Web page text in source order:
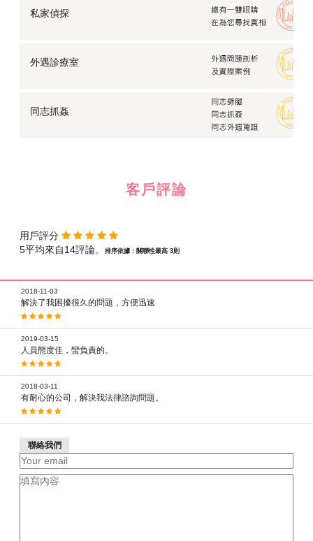
私家偵探
外遇診療室
同志抓姦
客戶評論
用戶評分
5平均來自14評論。
排序依據：關聯性最高 3則
2018-11-03
解決了我困擾很久的問題，方便迅速
2019-03-15
人員態度佳，蠻負責的。
2018-03-11
有耐心的公司，解決我法律諮詢問題。
聯絡我們